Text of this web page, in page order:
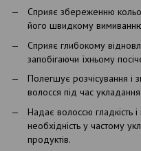
Сприяє збереженню
його швидкому
Сприяє глибокому
запобігаючи їхньому
Полегшує розчісування
волосся під час укладання
Надає волоссю гладкість
необхідність у частому
продуктів.